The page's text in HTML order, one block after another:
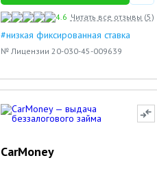
4.6 Читать все отзывы (5)
#низкая фиксированная ставка
№ Лицензии 20-030-45-009639
CarMoney